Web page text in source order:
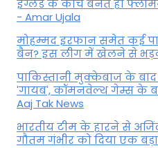
इंग्लैंड के कोच बनते ही
- Amar Ujala
मोहम्मद इरफान समेत कई
बैन? इस लीग में खेलने से
पाकिस्तानी मुक्केबाज के बाद
'गायब', कॉमनवेल्थ गेम्स के
Aaj Tak News
भारतीय टीम के हारने से
गौतम गंभीर को दिया एक